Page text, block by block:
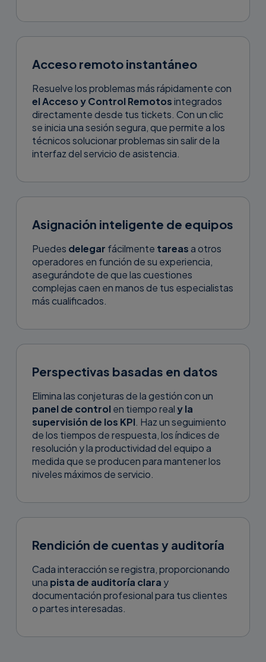
Acceso remoto instantáneo
Resuelve los problemas más rápidamente con
el Acceso y Control Remotosintegrados
directamente desde tus tickets. Con un clic
se inicia una sesión segura, que permite a los
técnicos solucionar problemas sin salir de la
interfaz del servicio de asistencia.
Asignación inteligente de equipos
Puedes delegar fácilmente tareasa otros
operadores en función de su experiencia,
asegurándote de que las cuestiones
complejas caen en manos de tus especialistas
más cualificados.
Perspectivas basadas en datos
Elimina las conjeturas de la gestión con un
panel de control en tiempo realy la
supervisión de los KPI. Haz un seguimiento
de los tiempos de respuesta, los índices de
resolución y la productividad del equipo a
medida que se producen para mantener los
niveles máximos de servicio.
Rendición de cuentas y auditoría
Cada interacción se registra, proporcionando
una pista de auditoría clara y
documentación profesional para tus clientes
o partes interesadas.